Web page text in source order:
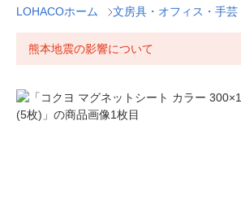
LOHACOホーム 文房具・オフィス・手芸
熊本地震の影響について